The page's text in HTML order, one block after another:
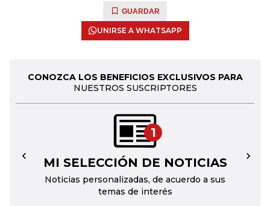
GUARDAR
UNIRSE A WHATSAPP
CONOZCA LOS BENEFICIOS EXCLUSIVOS PARA
NUESTROS SUSCRIPTORES
1
MI SELECCIÓN DE NOTICIAS
Noticias personalizadas, de acuerdo a sus
temas de interés
← →